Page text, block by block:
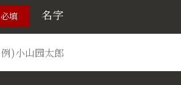
必填 名字